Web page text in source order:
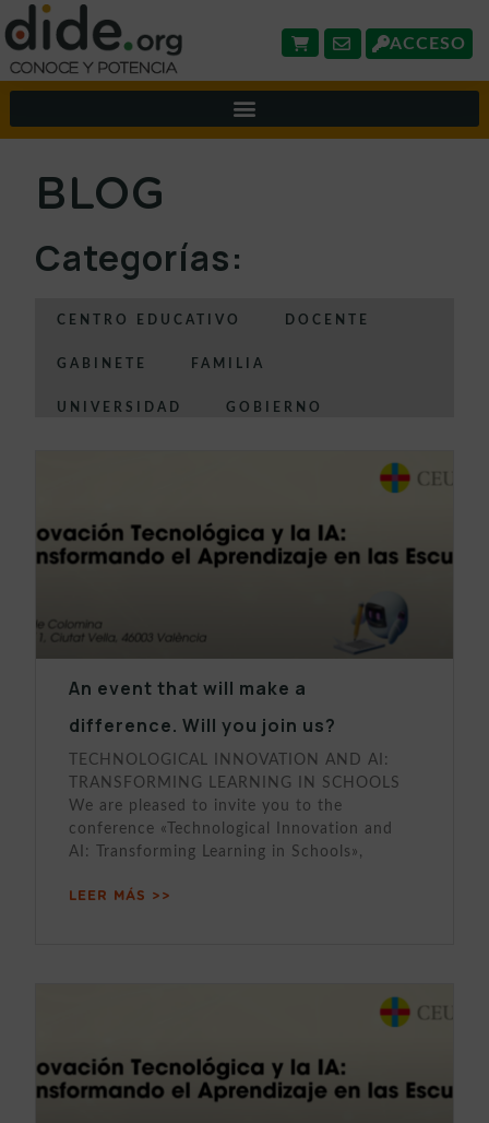
ACCESO
BLOG
Categorías:
CENTRO EDUCATIVO DOCENTE
GABINETE FAMILIA
UNIVERSIDAD GOBIERNO
An event that will make a
difference. Will you join us?
TECHNOLOGICAL INNOVATION AND AI:
TRANSFORMING LEARNING IN SCHOOLS
We are pleased to invite you to the
conference «Technological Innovation and
AI: Transforming Learning in Schools»,
LEER MÁS >>